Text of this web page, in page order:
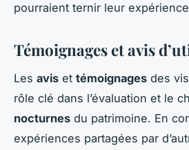
pourraient ternir leur
Témoignages et avis
Les avis et témoignages des
rôle clé dans l’évaluation et le
nocturnes du patrimoine. En
expériences partagées par